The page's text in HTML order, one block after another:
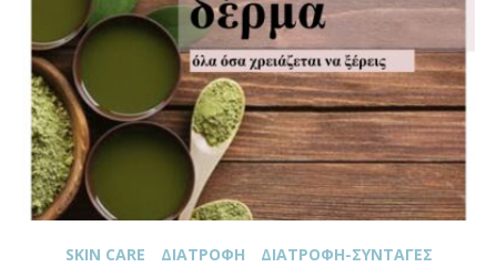
SKIN CARE ΔΙΑΤΡΟΦΉ
ΔΙΑΤΡΟΦΉ-ΣΥΝΤΑΓΈΣ